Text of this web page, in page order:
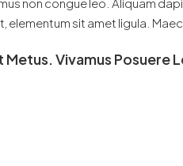
elementum sit amet ligula.
Vivamus Posuere